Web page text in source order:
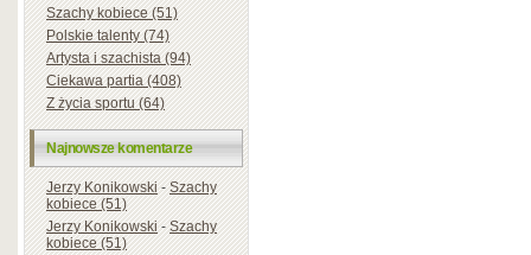
Szachy kobiece (51)
Polskie talenty (74)
Artysta i szachista (94)
Ciekawa partia (408)
Z życia sportu (64)
Najnowsze komentarze
Jerzy Konikowski-Szachy
kobiece (51)
Jerzy Konikowski-Szachy
kobiece (51)